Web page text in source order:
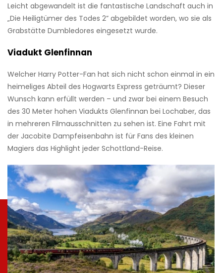
Leicht abgewandelt ist die fantastische Landschaft auch in
„Die Heiligtümer des Todes 2” abgebildet worden, wo sie als
Grabstätte Dumbledores eingesetzt wurde.
Viadukt Glenfinnan
Welcher Harry Potter-Fan hat sich nicht schon einmal in ein
heimeliges Abteil des Hogwarts Express geträumt? Dieser
Wunsch kann erfüllt werden – und zwar bei einem Besuch
des 30 Meter hohen Viadukts Glenfinnan bei Lochaber, das
in mehreren Filmausschnitten zu sehen ist. Eine Fahrt mit
der Jacobite Dampfeisenbahn ist für Fans des kleinen
Magiers das Highlight jeder Schottland-Reise.